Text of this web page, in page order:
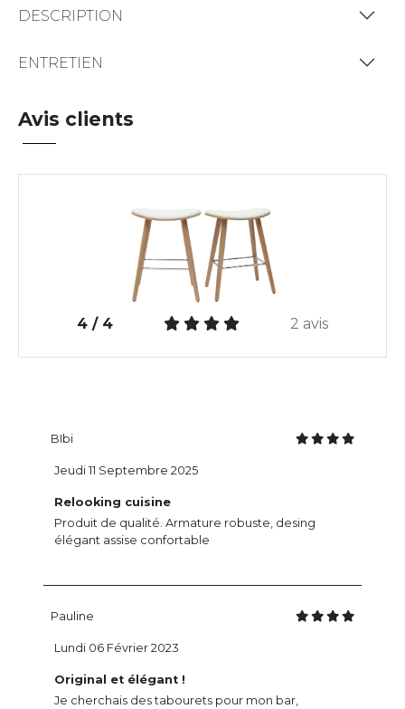
DESCRIPTION
ENTRETIEN
Avis clients
4 / 4 2 avis
BIbi
Relooking cuisine
Produit de qualité. Armature robuste, desing
élégant assise confortable
Jeudi 11 Septembre 2025
Pauline
Original et élégant !
Je cherchais des tabourets pour mon bar,
Lundi 06 Février 2023